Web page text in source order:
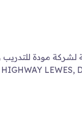
لشركة مودة